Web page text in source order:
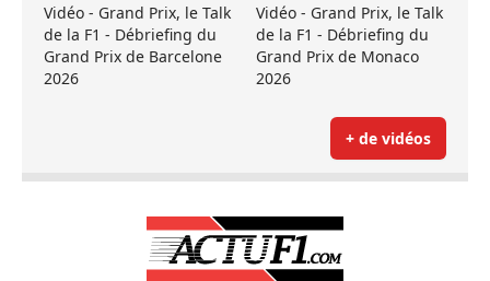
Vidéo - Grand Prix, le Talk
de la F1 - Débriefing du
Grand Prix de Barcelone
2026
Vidéo - Grand Prix, le Talk
de la F1 - Débriefing du
Grand Prix de Monaco
2026
+ de vidéos